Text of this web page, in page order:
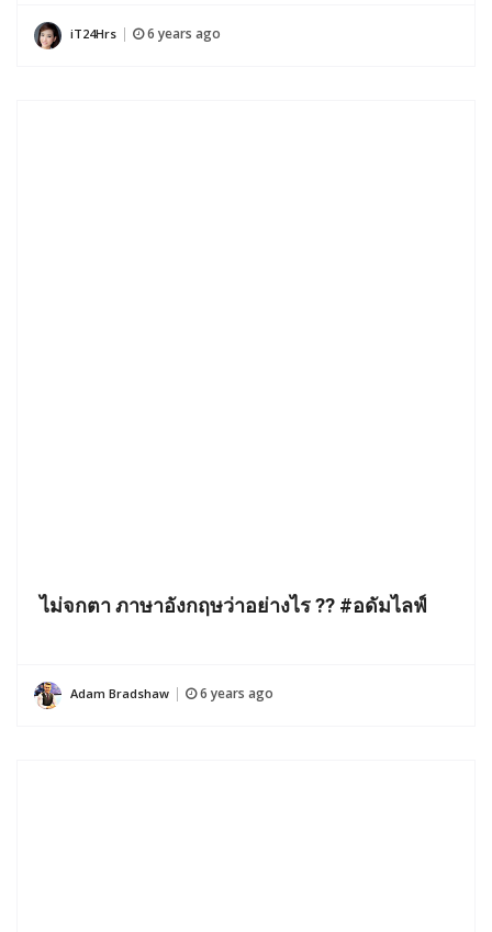
iT24Hrs 6 years ago
ไม่จกตา ภาษาอังกฤษว่าอย่างไร ?? #อดัมไลฟ์
Adam Bradshaw 6 years ago